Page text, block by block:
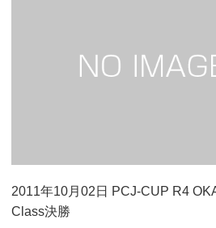
2011年10月02日 PCJ-CUP R4
Class決勝